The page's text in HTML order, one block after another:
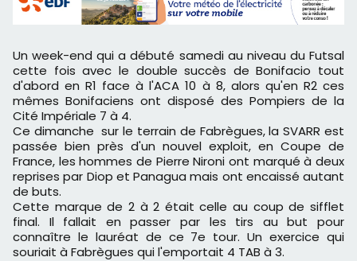
Un week-end qui a débuté samedi au niveau du Futsal
cette fois avec le double succès de Bonifacio tout
d'abord en R1 face à l'ACA 10 à 8, alors qu'en R2 ces
mêmes Bonifaciens ont disposé des Pompiers de la
Cité Impériale 7 à 4.
Ce dimanche sur le terrain de Fabrègues, la SVARR est
passée bien près d'un nouvel exploit, en Coupe de
France, les hommes de Pierre Nironi ont marqué à deux
reprises par Diop et Panagua mais ont encaissé autant
de buts.
Cette marque de 2 à 2 était celle au coup de sifflet
final. Il fallait en passer par les tirs au but pour
connaître le lauréat de ce 7e tour. Un exercice qui
souriait à Fabrègues qui l'emportait 4 TAB à 3.